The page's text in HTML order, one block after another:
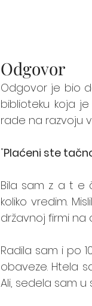
Odgovor
Odgovor je bio
biblioteku koja
rade na razvoju
"Plaćeni ste
Bila sam z a t e
koliko vredim.
državnoj firmi
Radila sam i po
obaveze. Htela
Ali, sedela sam